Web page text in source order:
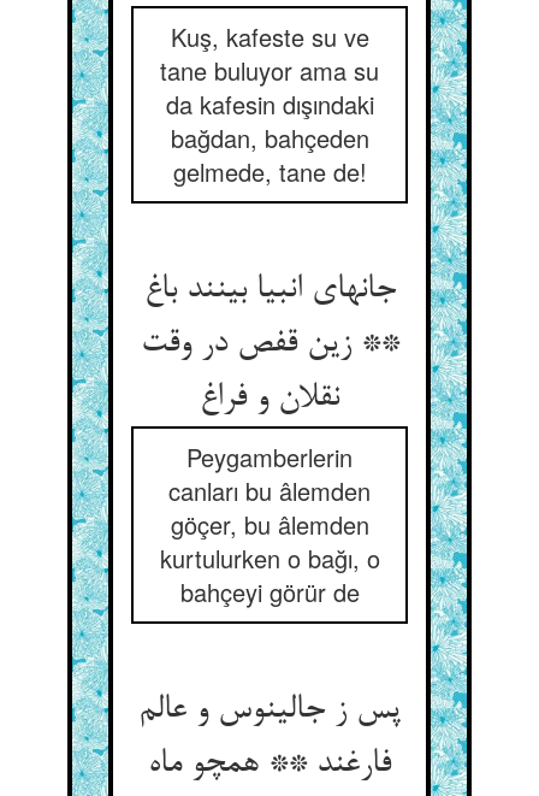
Kuş, kafeste su ve
tane buluyor ama su
da kafesin dışındaki
bağdan, bahçeden
gelmede, tane de!
جانهای انبیا بینند باغ
** زین قفص در وقت
نقلان و فراغ
Peygamberlerin
canları bu âlemden
göçer, bu âlemden
kurtulurken o bağı, o
bahçeyi görür de
پس ز جالینوس و عالم
فارغند ** همچو ماه